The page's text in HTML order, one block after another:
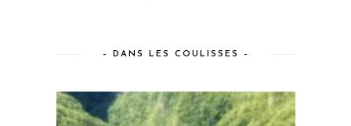
– DANS LES COULISSES –